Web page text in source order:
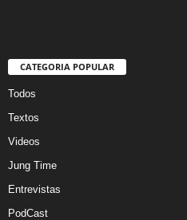
CATEGORIA POPULAR
Todos
Textos
Videos
Jung Time
Entrevistas
PodCast